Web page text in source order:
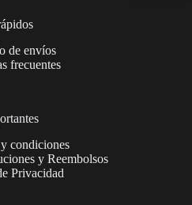
de envíos
frecuentes
condiciones
y Reembolsos
Privacidad